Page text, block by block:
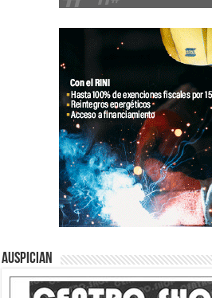
Auspician